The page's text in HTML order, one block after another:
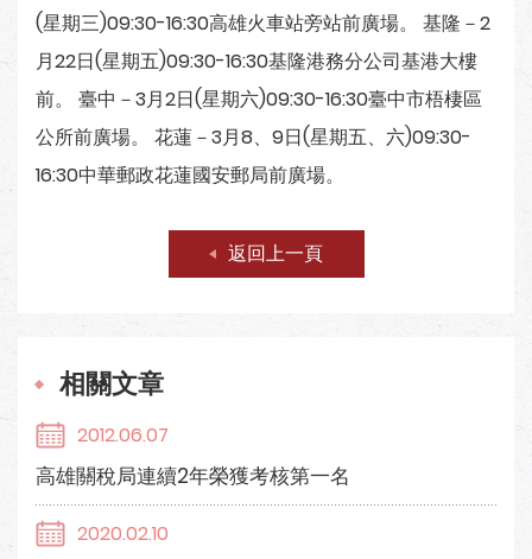
(星期三)09:30-16:30高雄火車站旁站前廣場。 基隆－2
月22日(星期五)09:30-16:30基隆港務分公司基港大樓
前。 臺中－3月2日(星期六)09:30-16:30臺中市梧棲區
公所前廣場。 花蓮－3月8、9日(星期五、六)09:30-
16:30中華郵政花蓮國安郵局前廣場。
返回上一頁
相關文章
2012.06.07
高雄關稅局連續2年榮獲考核第一名
2020.02.10